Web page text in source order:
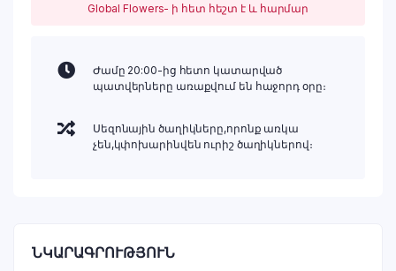
Global Flowers- ի հետ հեշտ է և հարմար
Ժամը 20:00-ից հետո կատարված
պատվերները առաքվում են հաջորդ օրը։
Սեզոնային ծաղիկները,որոնք առկա
չեն,կփոխարինվեն ուրիշ ծաղիկներով։
ՆԿԱՐԱԳՐՈՒԹՅՈՒՆ